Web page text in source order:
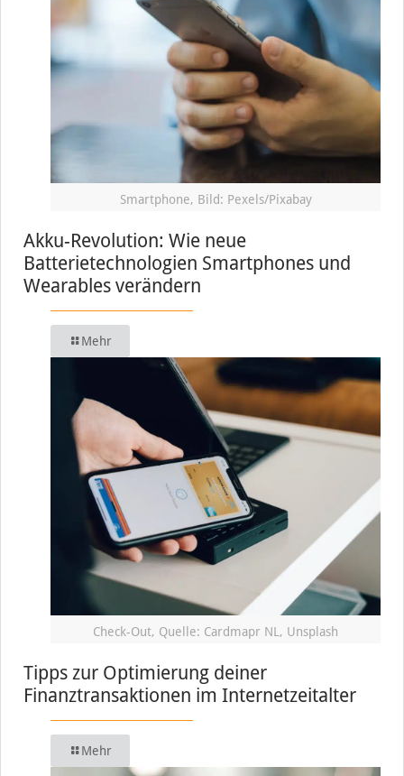
Smartphone, Bild: Pexels/Pixabay
Akku-Revolution: Wie neue
Batterietechnologien Smartphones und
Wearables verändern
Mehr
Check-Out, Quelle: Cardmapr NL, Unsplash
Tipps zur Optimierung deiner
Finanztransaktionen im Internetzeitalter
Mehr